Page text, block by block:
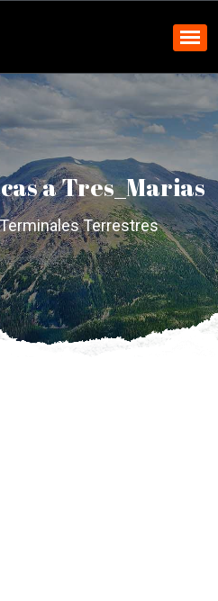
a Tres_Marias
Terrestres